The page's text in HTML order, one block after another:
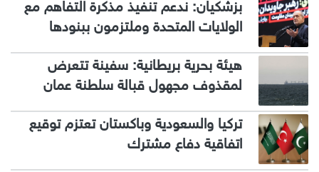
بزشكيان: ندعم تنفيذ مذكرة التفاهم مع
الولايات المتحدة وملتزمون ببنودها
هيئة بحرية بريطانية: سفينة تتعرض
لمقذوف مجهول قبالة سلطنة عمان
تركيا والسعودية وباكستان تعتزم توقيع
اتفاقية دفاع مشترك